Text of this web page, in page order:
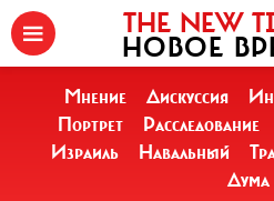
THE NEW
НОВОЕ
Мнение Дискуссия
Портрет
Расследование
Израиль
Навальный
Дума